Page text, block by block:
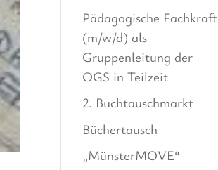
Pädagogische Fachkraft
(m/w/d) als
Gruppenleitung der
OGS in Teilzeit
2. Buchtauschmarkt
Büchertausch
„MünsterMOVE“